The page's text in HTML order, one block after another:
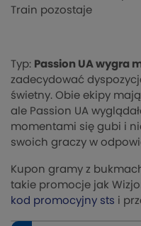
Train pozostaje
Typ: Passion UA wygra
zadecydować
świetny. Obie ekipy
ale Passion UA
momentami się gubi i
swoich graczy w
Kupon gramy z
takie promocje jak
kod promocyjny sts i